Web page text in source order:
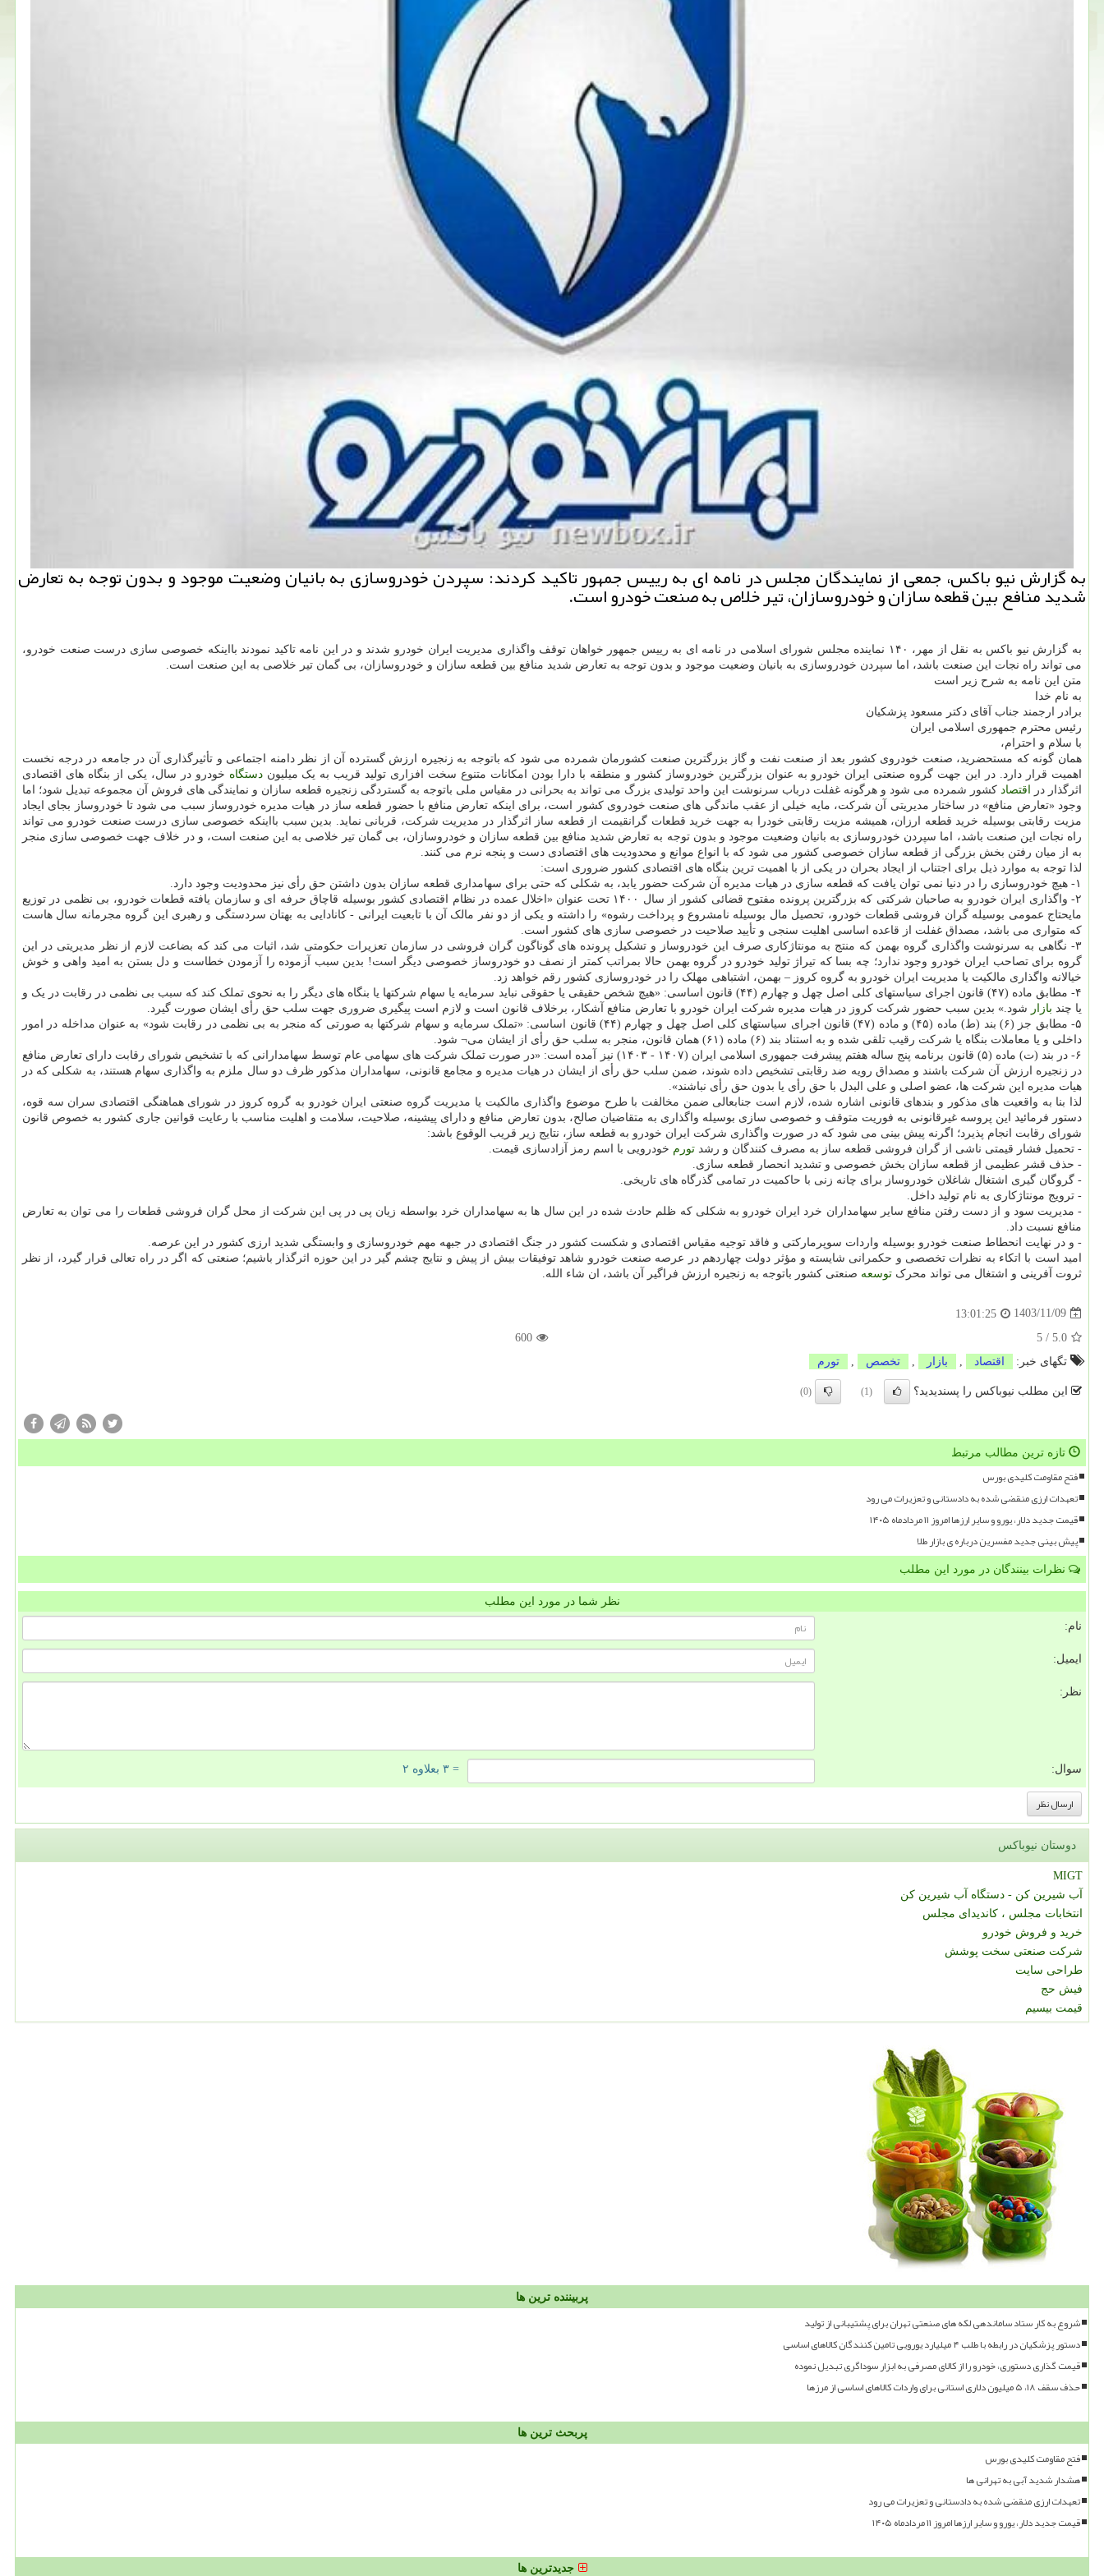
به گزارش نیو باکس، جمعی از نمایندگان مجلس در نامه ای به رییس جمهور تاکید کردند: سپردن خودروسازی به بانیان وضعیت موجود و بدون توجه به تعارض
شدید منافع بین قطعه سازان و خودروسازان، تیر خلاص به صنعت خودرو است.
به گزارش نیو باکس به نقل از مهر، ۱۴۰ نماینده مجلس شورای اسلامی در نامه ای به رییس جمهور خواهان توقف واگذاری مدیریت ایران خودرو شدند و در این نامه تاکید نمودند بااینکه خصوصی سازی درست صنعت خودرو،
می تواند راه نجات این صنعت باشد، اما سپردن خودروسازی به بانیان وضعیت موجود و بدون توجه به تعارض شدید منافع بین قطعه سازان و خودروسازان، بی گمان تیر خلاصی به این صنعت است.
متن این نامه به شرح زیر است
به نام خدا
برادر ارجمند جناب آقای دکتر مسعود پزشکیان
رئیس محترم جمهوری اسلامی ایران
با سلام و احترام،
همان گونه که مستحضرید، صنعت خودروی کشور بعد از صنعت نفت و گاز بزرگترین صنعت کشورمان شمرده می شود که باتوجه به زنجیره ارزش گسترده آن از نظر دامنه اجتماعی و تأثیرگذاری آن در جامعه در درجه نخست
اهمیت قرار دارد. در این جهت گروه صنعتی ایران خودرو به عنوان بزرگترین خودروساز کشور و منطقه با دارا بودن امکانات متنوع سخت افزاری تولید قریب به یک میلیوندستگاه خودرو در سال، یکی از بنگاه های اقتصادی
اثرگذار در اقتصاد کشور شمرده می شود و هرگونه غفلت درباب سرنوشت این واحد تولیدی بزرگ می تواند به بحرانی در مقیاس ملی باتوجه به گستردگی زنجیره قطعه سازان و نمایندگی های فروش آن مجموعه تبدیل شود؛ اما
وجود «تعارض منافع» در ساختار مدیریتی آن شرکت، مایه خیلی از عقب ماندگی های صنعت خودروی کشور است، برای اینکه تعارض منافع با حضور قطعه ساز در هیات مدیره خودروساز سبب می شود تا خودروساز بجای ایجاد
مزیت رقابتی بوسیله خرید قطعه ارزان، همیشه مزیت رقابتی خودرا به جهت خرید قطعات گرانقیمت از قطعه ساز اثرگذار در مدیریت شرکت، قربانی نماید. بدین سبب بااینکه خصوصی سازی درست صنعت خودرو می تواند
راه نجات این صنعت باشد، اما سپردن خودروسازی به بانیان وضعیت موجود و بدون توجه به تعارض شدید منافع بین قطعه سازان و خودروسازان، بی گمان تیر خلاصی به این صنعت است، و در خلاف جهت خصوصی سازی منجر
به از میان رفتن بخش بزرگی از قطعه سازان خصوصی کشور می شود که با انواع موانع و محدودیت های اقتصادی دست و پنجه نرم می کنند.
لذا توجه به موارد ذیل برای اجتناب از ایجاد بحران در یکی از با اهمیت ترین بنگاه های اقتصادی کشور ضروری است:
۱- هیچ خودروسازی را در دنیا نمی توان یافت که قطعه سازی در هیات مدیره آن شرکت حضور یابد، به شکلی که حتی برای سهامداری قطعه سازان بدون داشتن حق رأی نیز محدودیت وجود دارد.
۲- واگذاری ایران خودرو به صاحبان شرکتی که بزرگترین پرونده مفتوح قضائی کشور از سال ۱۴۰۰ تحت عنوان «اخلال عمده در نظام اقتصادی کشور بوسیله قاچاق حرفه ای و سازمان یافته قطعات خودرو، بی نظمی در توزیع
مایحتاج عمومی بوسیله گران فروشی قطعات خودرو، تحصیل مال بوسیله نامشروع و پرداخت رشوه» را داشته و یکی از دو نفر مالک آن با تابعیت ایرانی - کانادایی به بهتان سردستگی و رهبری این گروه مجرمانه سال هاست
که متواری می باشد، مصداق غفلت از قاعده اساسی اهلیت سنجی و تأیید صلاحیت در خصوصی سازی های کشور است.
۳- نگاهی به سرنوشت واگذاری گروه بهمن که منتج به مونتاژکاری صرف این خودروساز و تشکیل پرونده های گوناگون گران فروشی در سازمان تعزیرات حکومتی شد، اثبات می کند که بضاعت لازم از نظر مدیریتی در این
گروه برای تصاحب ایران خودرو وجود ندارد؛ چه بسا که تیراژ تولید خودرو در گروه بهمن حالا بمراتب کمتر از نصف دو خودروساز خصوصی دیگر است! بدین سبب آزموده را آزمودن خطاست و دل بستن به امید واهی و خوش
خیالانه واگذاری مالکیت یا مدیریت ایران خودرو به گروه کروز – بهمن، اشتباهی مهلک را در خودروسازی کشور رقم خواهد زد.
۴- مطابق ماده (۴۷) قانون اجرای سیاستهای کلی اصل چهل و چهارم (۴۴) قانون اساسی: «هیچ شخص حقیقی یا حقوقی نباید سرمایه یا سهام شرکتها یا بنگاه های دیگر را به نحوی تملک کند که سبب بی نظمی در رقابت در یک و
یا چند بازار شود.» بدین سبب حضور شرکت کروز در هیات مدیره شرکت ایران خودرو با تعارض منافع آشکار، برخلاف قانون است و لازم است پیگیری ضروری جهت سلب حق رأی ایشان صورت گیرد.
۵- مطابق جز (۶) بند (ط) ماده (۴۵) و ماده (۴۷) قانون اجرای سیاستهای کلی اصل چهل و چهارم (۴۴) قانون اساسی: «تملک سرمایه و سهام شرکتها به صورتی که منجر به بی نظمی در رقابت شود» به عنوان مداخله در امور
داخلی و یا معاملات بنگاه یا شرکت رقیب تلقی شده و به استناد بند (۶) ماده (۶۱) همان قانون، منجر به سلب حق رأی از ایشان می¬ شود.
۶- در بند (ت) ماده (۵) قانون برنامه پنج ساله هفتم پیشرفت جمهوری اسلامی ایران (۱۴۰۷ - ۱۴۰۳) نیز آمده است: «در صورت تملک شرکت های سهامی عام توسط سهامدارانی که با تشخیص شورای رقابت دارای تعارض منافع
در زنجیره ارزش آن شرکت باشند و مصداق رویه ضد رقابتی تشخیص داده شوند، ضمن سلب حق رأی از ایشان در هیات مدیره و مجامع قانونی، سهامداران مذکور ظرف دو سال ملزم به واگذاری سهام هستند، به شکلی که در
هیات مدیره این شرکت ها، عضو اصلی و علی البدل با حق رأی یا بدون حق رأی نباشند».
لذا بنا به واقعیت های مذکور و بندهای قانونی اشاره شده، لازم است جنابعالی ضمن مخالفت با طرح موضوع واگذاری مالکیت یا مدیریت گروه صنعتی ایران خودرو به گروه کروز در شورای هماهنگی اقتصادی سران سه قوه،
دستور فرمائید این پروسه غیرقانونی به فوریت متوقف و خصوصی سازی بوسیله واگذاری به متقاضیان صالح، بدون تعارض منافع و دارای پیشینه، صلاحیت، سلامت و اهلیت مناسب با رعایت قوانین جاری کشور به خصوص قانون
شورای رقابت انجام پذیرد؛ اگرنه پیش بینی می شود که در صورت واگذاری شرکت ایران خودرو به قطعه ساز، نتایج زیر قریب الوقوع باشد:
- تحمیل فشار قیمتی ناشی از گران فروشی قطعه ساز به مصرف کنندگان و رشد تورم خودرویی با اسم رمز آزادسازی قیمت.
- حذف قشر عظیمی از قطعه سازان بخش خصوصی و تشدید انحصار قطعه سازی.
- گروگان گیری اشتغال شاغلان خودروساز برای چانه زنی با حاکمیت در تمامی گذرگاه های تاریخی.
- ترویج مونتاژکاری به نام تولید داخل.
- مدیریت سود و از دست رفتن منافع سایر سهامداران خرد ایران خودرو به شکلی که ظلم حادث شده در این سال ها به سهامداران خرد بواسطه زیان پی در پی این شرکت از محل گران فروشی قطعات را می توان به تعارض
منافع نسبت داد.
- و در نهایت انحطاط صنعت خودرو بوسیله واردات سوپرمارکتی و فاقد توجیه مقیاس اقتصادی و شکست کشور در جنگ اقتصادی در جبهه مهم خودروسازی و وابستگی شدید ارزی کشور در این عرصه.
امید است با اتکاء به نظرات تخصصی و حکمرانی شایسته و مؤثر دولت چهاردهم در عرصه صنعت خودرو شاهد توفیقات بیش از پیش و نتایج چشم گیر در این حوزه اثرگذار باشیم؛ صنعتی که اگر در راه تعالی قرار گیرد، از نظر
ثروت آفرینی و اشتغال می تواند محرک توسعه صنعتی کشور باتوجه به زنجیره ارزش فراگیر آن باشد، ان شاء الله.
1403/11/09
13:01:25
5.0
/
5
600
تگهای خبر:
اقتصاد بازار تخصص تورم
این مطلب نیوباکس را پسندیدید؟ (1)
(0)
تازه ترین مطالب مرتبط
فتح مقاومت کلیدی بورس
تعهدات ارزی منقضی شده به دادستانی و تعزیرات می رود
قیمت جدید دلار، یورو و سایر ارزها امروز ۱۱ مردادماه ۱۴۰۵
پیش بینی جدید مفسرین درباره ی بازار طلا
نظرات بینندگان در مورد این مطلب
نظر شما در مورد این مطلب
نام:
ایمیل:
نظر:
سوال: = ۳ بعلاوه ۲
دوستان نیوباکس
MIGT
آب شیرین کن - دستگاه آب شیرین کن
انتخابات مجلس ، کاندیدای مجلس
خرید و فروش خودرو
شرکت صنعتی سخت پوشش
طراحی سایت
فیش حج
قیمت بیسیم
پربیننده ترین ها
شروع به کار ستاد ساماندهی لکه های صنعتی تهران برای پشتیبانی از تولید
دستور پزشکیان در رابطه با طلب ۴ میلیارد یورویی تامین کنندگان کالاهای اساسی
قیمت گذاری دستوری، خودرو را از کالای مصرفی به ابزار سوداگری تبدیل نموده
حذف سقف ۱۸، ۵ میلیون دلاری استانی برای واردات کالاهای اساسی از مرزها
پربحث ترین ها
فتح مقاومت کلیدی بورس
هشدار شدید آبی به تهرانی ها
تعهدات ارزی منقضی شده به دادستانی و تعزیرات می رود
قیمت جدید دلار، یورو و سایر ارزها امروز ۱۱ مردادماه ۱۴۰۵
جدیدترین ها